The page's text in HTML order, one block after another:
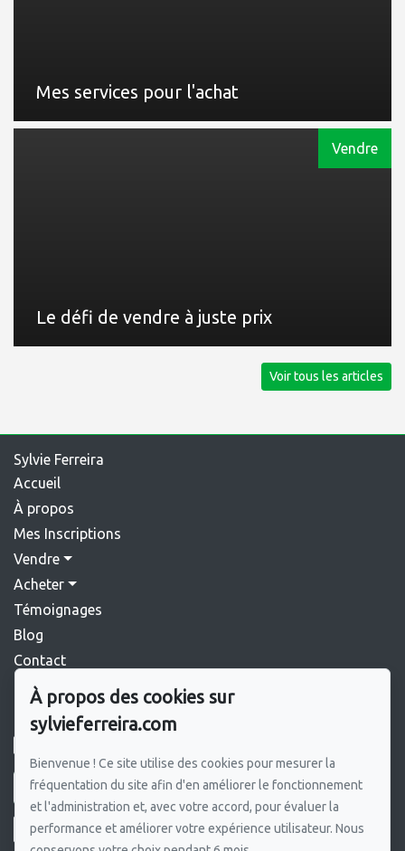
Mes services pour l'achat
Vendre
Le défi de vendre à juste prix
Voir tous les articles
Sylvie Ferreira
Accueil
À propos
Mes Inscriptions
Vendre
Acheter
Témoignages
Blog
Contact
Pour me joindre
GROUPE SUTTON SYNERGIE INC.
Écrivez-moi un courriel
À propos des cookies sur
sylvieferreira.com
Bienvenue ! Ce site utilise des cookies pour mesurer la
fréquentation du site afin d'en améliorer le fonctionnement
et l'administration et, avec votre accord, pour évaluer la
performance et améliorer votre expérience utilisateur. Nous